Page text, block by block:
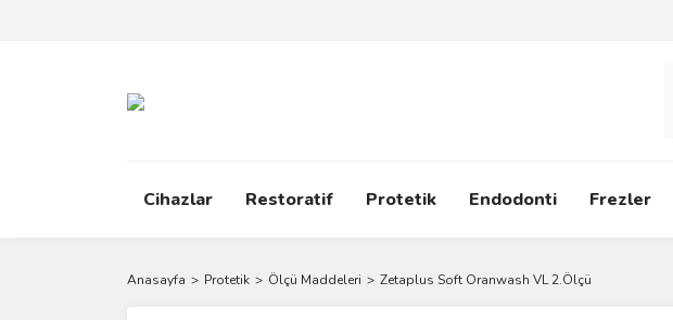
Cihazlar Restoratif Protetik Endodonti Frezler
Anasayfa Protetik Ölçü Maddeleri Zetaplus Soft Oranwash VL 2.Ölçü